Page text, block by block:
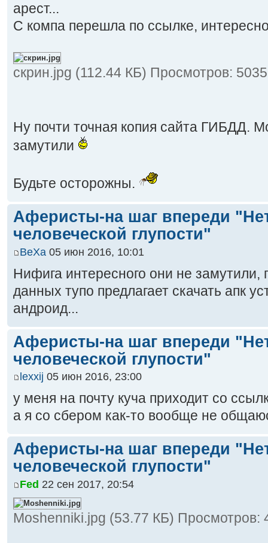
арест...
С компа перешла по ссылке,
скрин.jpg (112.44 КБ) Просмотров: 5035
Ну почти точная копия сайта ГИБДД.
замутили
Будьте осторожны.
Аферисты-на шаг впереди
человеческой глупости"
BeXa 05 июн 2016, 10:01
Нифига интересного они не
данных тупо предлагает скачать апк
андроид...
Аферисты-на шаг впереди
человеческой глупости"
lexxij 05 июн 2016, 23:00
у меня на почту куча приходит со
а я со сбером как-то вообще не
Аферисты-на шаг впереди
человеческой глупости"
Fed 22 сен 2017, 20:54
Moshenniki.jpg (53.77 КБ) Просмотров: